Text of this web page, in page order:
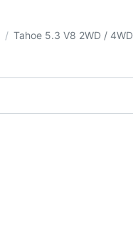
Tahoe 5.3 V8 2WD / 4WD